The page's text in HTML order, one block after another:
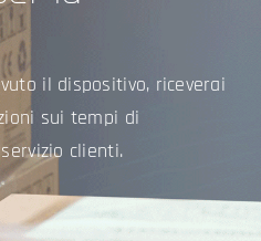
il dispositivo, riceverai
sui tempi di
clienti.